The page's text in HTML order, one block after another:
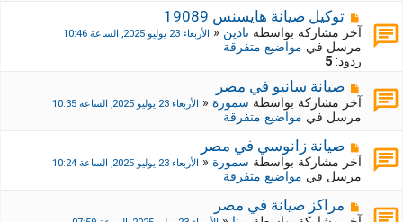
ي
د
ة
ك
ة
ج
د
ي
د
ة
م
ش
ر
ك
ة
ج
د
ي
د
ة
توكيل صيانة هايسنس 19089
آخر مشاركة بواسطة نادين« الأربعاء 23 يوليو 2025, الساعة 10:46
مرسل في مواضيع متفرقة
ردود: 5
م
ش
ر
ك
ة
ج
د
ي
د
صيانة سانيو في مصر
آخر مشاركة بواسطة سمورة« الأربعاء 23 يوليو 2025, الساعة 10:35
مرسل في مواضيع متفرقة
م
ش
ر
ك
ة
صيانة زانوسي في مصر
آخر مشاركة بواسطة سمورة« الأربعاء 23 يوليو 2025, الساعة 10:24
مرسل في مواضيع متفرقة
م
ش
مراكز صيانة في مصر